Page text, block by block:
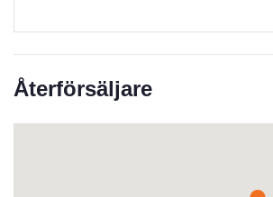
Återförsäljare